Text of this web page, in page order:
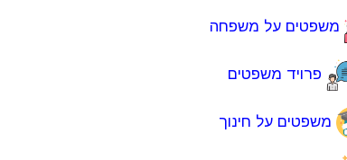
משפטים על משפחה
פרויד משפטים
משפטים על חינוך